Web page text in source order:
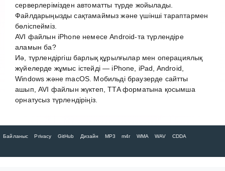
серверлерімізден автоматты түрде жойылады.
Файлдарыңызды сақтамаймыз және үшінші тараптармен
бөліспейміз.
AVI файлын iPhone немесе Android-та түрлендіре
аламын ба?
Иә, түрлендіргіш барлық құрылғылар мен операциялық
жүйелерде жұмыс істейді — iPhone, iPad, Android,
Windows және macOS. Мобильді браузерде сайтты
ашып, AVI файлын жүктеп, TTA форматына қосымша
орнатусыз түрлендіріңіз.
Байланыс Privacy GitHub Дизайн MP3 m4r WMA WAV CDDA